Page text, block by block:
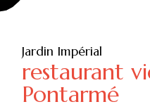
Jardin Impérial
restaurant
Pontarmé